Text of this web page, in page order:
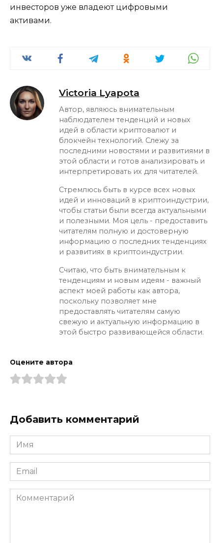
инвесторов уже владеют цифровыми
активами.
Victoria Lyapota
Автор, являюсь внимательным
наблюдателем тенденций и новых
идей в области криптовалют и
блокчейн технологий. Слежу за
последними новостями и развитиями в
этой области и готов анализировать и
интерпретировать их для читателей.
Стремлюсь быть в курсе всех новых
идей и инноваций в криптоиндустрии,
чтобы статьи были всегда актуальными
и полезными. Моя цель - предоставить
читателям полную и достоверную
информацию о последних тенденциях
и развитиях в криптоиндустрии.
Считаю, что быть внимательным к
тенденциям и новым идеям - важный
аспект моей работы как автора,
поскольку позволяет мне
предоставлять читателям самую
свежую и актуальную информацию в
этой быстро развивающейся области.
Оцените автора
Добавить комментарий
Имя
*
Email
*
Комментарий